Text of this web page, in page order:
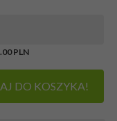
PLN
DO KOSZYKA!